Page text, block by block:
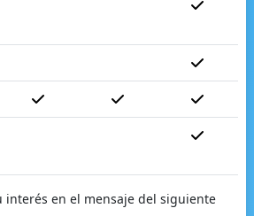
interés en el mensaje del siguiente